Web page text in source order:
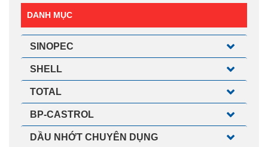
DANH MỤC
SINOPEC
SHELL
TOTAL
BP-CASTROL
DẦU NHỚT CHUYÊN DỤNG